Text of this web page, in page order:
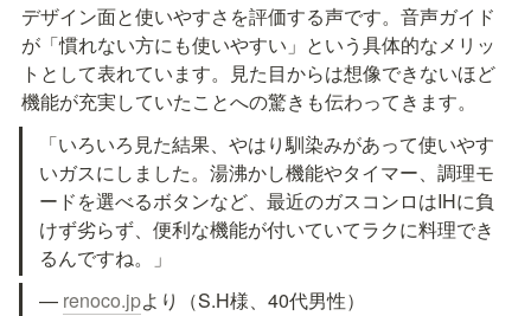
デザイン面と使いやすさを評価する声です。音声ガイド
が「慣れない方にも使いやすい」という具体的なメリッ
トとして表れています。見た目からは想像できないほど
機能が充実していたことへの驚きも伝わってきます。
「いろいろ見た結果、やはり馴染みがあって使いやす
いガスにしました。湯沸かし機能やタイマー、調理モ
ードを選べるボタンなど、最近のガスコンロはIHに負
けず劣らず、便利な機能が付いていてラクに料理でき
るんですね。」
— renoco.jpより（S.H様、40代男性）